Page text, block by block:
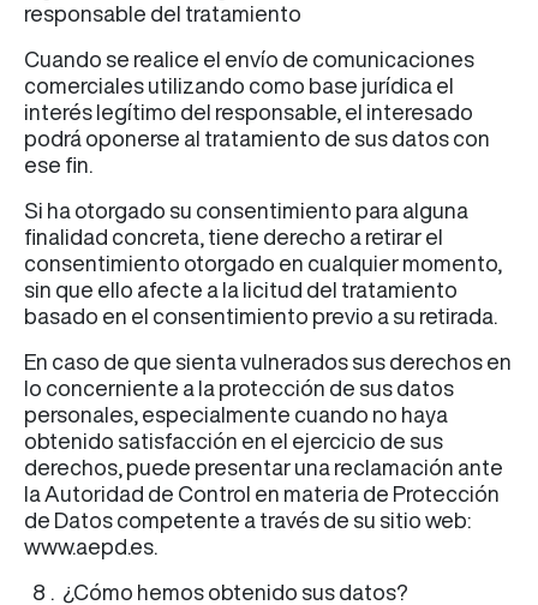
responsable del tratamiento
Cuando se realice el envío de comunicaciones
comerciales utilizando como base jurídica el
interés legítimo del responsable, el interesado
podrá oponerse al tratamiento de sus datos con
ese fin.
Si ha otorgado su consentimiento para alguna
finalidad concreta, tiene derecho a retirar el
consentimiento otorgado en cualquier momento,
sin que ello afecte a la licitud del tratamiento
basado en el consentimiento previo a su retirada.
En caso de que sienta vulnerados sus derechos en
lo concerniente a la protección de sus datos
personales, especialmente cuando no haya
obtenido satisfacción en el ejercicio de sus
derechos, puede presentar una reclamación ante
la Autoridad de Control en materia de Protección
de Datos competente a través de su sitio web:
www.aepd.es.
¿Cómo hemos obtenido sus datos?